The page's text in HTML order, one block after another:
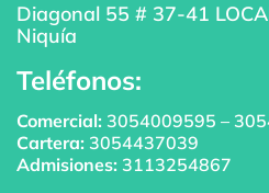
Diagonal 55 # 37-41
Niquía
Teléfonos:
Comercial: 3054009595 –
Cartera: 3054437039
Admisiones: 3113254867